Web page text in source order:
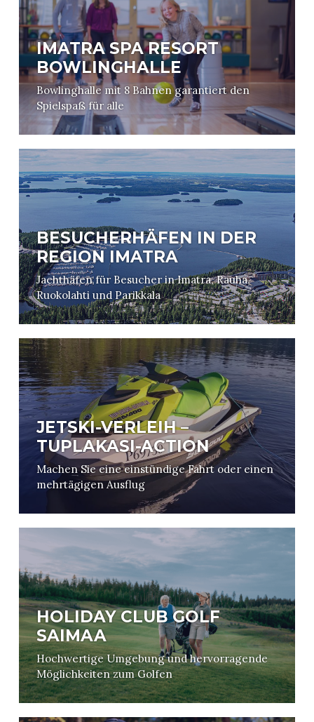
IMATRA SPA RESORT
BOWLINGHALLE
Bowlinghalle mit 8 Bahnen garantiert den
Spielspaß für alle
BESUCHERHÄFEN IN DER
REGION IMATRA
Jachthäfen für Besucher in Imatra, Rauha,
Ruokolahti und Parikkala
JETSKI-VERLEIH –
TUPLAKASI-ACTION
Machen Sie eine einstündige Fahrt oder einen
mehrtägigen Ausflug
HOLIDAY CLUB GOLF
SAIMAA
Hochwertige Umgebung und hervorragende
Möglichkeiten zum Golfen